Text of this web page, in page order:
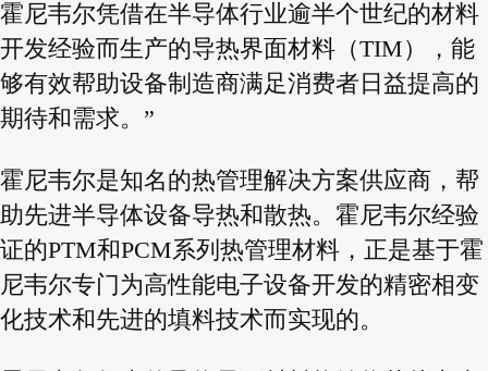
霍尼韦尔凭借在半导体行业逾半个世纪的材料
开发经验而生产的导热界面材料（TIM），能
够有效帮助设备制造商满足消费者日益提高的
期待和需求。”
霍尼韦尔是知名的热管理解决方案供应商，帮
助先进半导体设备导热和散热。霍尼韦尔经验
证的PTM和PCM系列热管理材料，正是基于霍
尼韦尔专门为高性能电子设备开发的精密相变
化技术和先进的填料技术而实现的。